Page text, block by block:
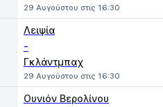
29 Αυγούστου στις 16:30
Λειψία
-
Γκλάντμπαχ
29 Αυγούστου στις 16:30
Ουνιόν Βερολίνου